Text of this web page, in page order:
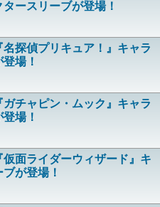
ースリーブが登場！
探偵プリキュア！』キャラ
場！
チャピン・ムック』キャラ
場！
面ライダーウィザード』キ
が登場！